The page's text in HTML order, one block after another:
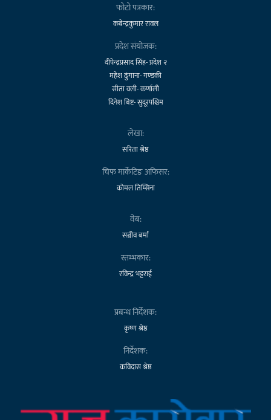
फोटो पत्रकार:
कबेन्द्रकुमार रावल
प्रदेश संयोजक:
दीपेन्द्रप्रसाद सिंह- प्रदेश २
महेश ढुंगाना- गण्डकी
सीता वली- कर्णाली
दिनेश बिष्ट- सुदूरपश्चिम
लेखा:
सरिता श्रेष्ठ
चिफ मार्केटिङ अफिसर:
कोमल तिम्सिना
वेब:
सञ्जीव बर्मा
स्तम्भकार:
रविन्द्र भट्टराई
प्रबन्ध निर्देशक:
कृष्ण श्रेष्ठ
निर्देशक:
कविदास श्रेष्ठ